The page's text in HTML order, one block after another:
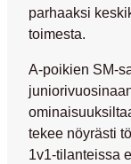
parhaaksi
toimesta.
A-poikien SM-
tekee nöyrästi
1v1-tilanteissa